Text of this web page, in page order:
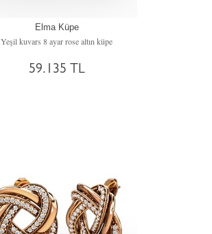
Elma Küpe
Yeşil kuvars 8 ayar rose altın küpe
59.135 TL